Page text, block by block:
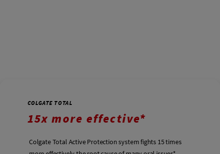
COLGATE TOTAL
15x more effective*
Colgate Total Active Protection system fights 15 times